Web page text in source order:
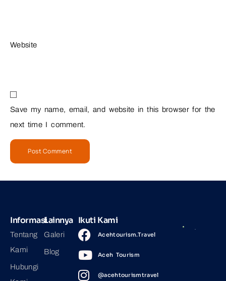
Website
Save my name, email, and website in this browser for the
next time I comment.
Informasi
Tentang
Kami
Hubungi
Lainnya
Galeri
Blog
Ikuti Kami
Acehtourism.Travel
Aceh Tourism
@acehtourismtravel